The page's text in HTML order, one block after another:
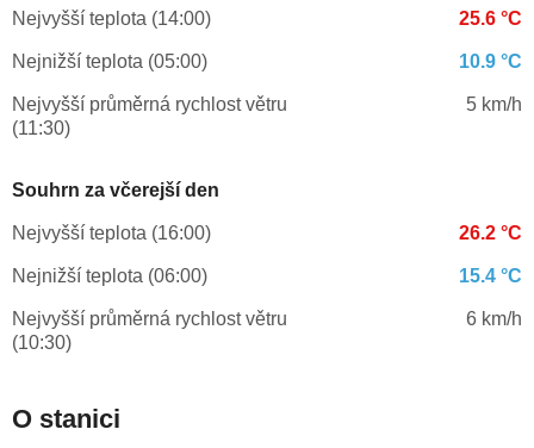
Nejvyšší teplota (14:00) 25.6 °C
Nejnižší teplota (05:00) 10.9 °C
Nejvyšší průměrná rychlost větru
(11:30)
5 km/h
Souhrn za včerejší den
Nejvyšší teplota (16:00) 26.2 °C
Nejnižší teplota (06:00) 15.4 °C
Nejvyšší průměrná rychlost větru
(10:30)
6 km/h
O stanici